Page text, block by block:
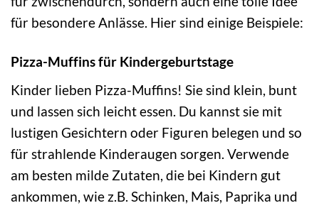
für besondere Anlässe. Hier sind einige Beispiele:
Pizza-Muffins für Kindergeburtstage
Kinder lieben Pizza-Muffins! Sie sind klein, bunt
und lassen sich leicht essen. Du kannst sie mit
lustigen Gesichtern oder Figuren belegen und so
für strahlende Kinderaugen sorgen. Verwende
am besten milde Zutaten, die bei Kindern gut
ankommen, wie z.B. Schinken, Mais, Paprika und